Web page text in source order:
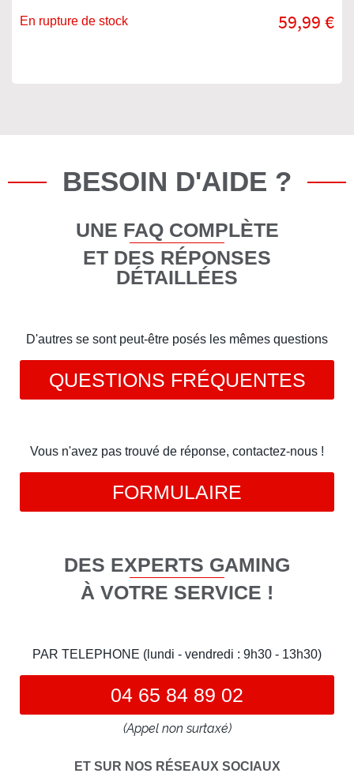
En rupture de stock 59,99 €
BESOIN D'AIDE ?
UNE FAQ COMPLÈTE
ET DES RÉPONSES
DÉTAILLÉES
D'autres se sont peut-être posés les mêmes questions
QUESTIONS FRÉQUENTES
Vous n'avez pas trouvé de réponse, contactez-nous !
FORMULAIRE
DES EXPERTS GAMING
À VOTRE SERVICE !
PAR TELEPHONE (lundi - vendredi : 9h30 - 13h30)
04 65 84 89 02
(Appel non surtaxé)
ET SUR NOS RÉSEAUX SOCIAUX